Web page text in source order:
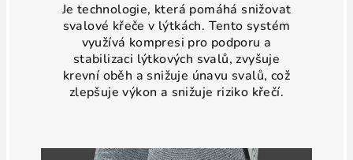
Je technologie, která pomáhá snižovat
svalové křeče v lýtkách. Tento systém
využívá kompresi pro podporu a
stabilizaci lýtkových svalů, zvyšuje
krevní oběh a snižuje únavu svalů, což
zlepšuje výkon a snižuje riziko křečí.